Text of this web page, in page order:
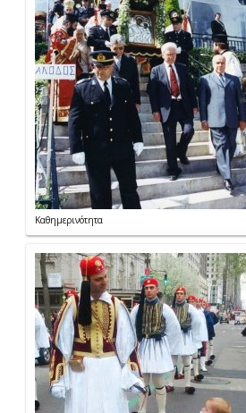
Καθημερινότητα